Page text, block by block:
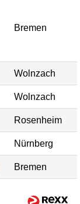
Bremen
Wolnzach
Wolnzach
Rosenheim
Nürnberg
Bremen